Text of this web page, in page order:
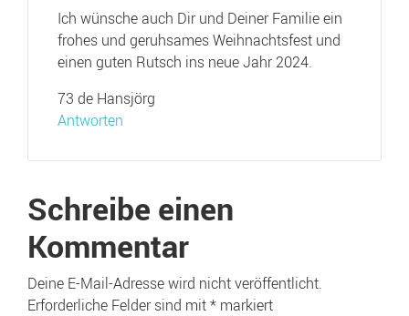
Ich wünsche auch Dir und Deiner Familie ein
frohes und geruhsames Weihnachtsfest und
einen guten Rutsch ins neue Jahr 2024.
73 de Hansjörg
Antworten
Schreibe einen
Kommentar
Deine E-Mail-Adresse wird nicht veröffentlicht.
Erforderliche Felder sind mit* markiert